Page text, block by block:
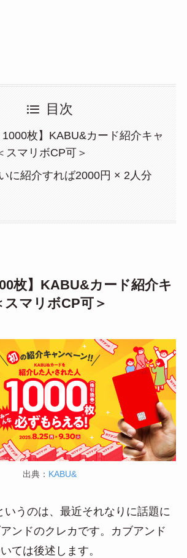
目次
1000枚】KABU&カード紹介キャ
スマリボCP可＞
に紹介すれば2000円 × 2人分
枚】KABU&カード紹介キ
スマリボCP可＞
出典： KABU&
いうのは、最近それなりに話題に
ンドのクレカです。カブアンド
ては後述します。